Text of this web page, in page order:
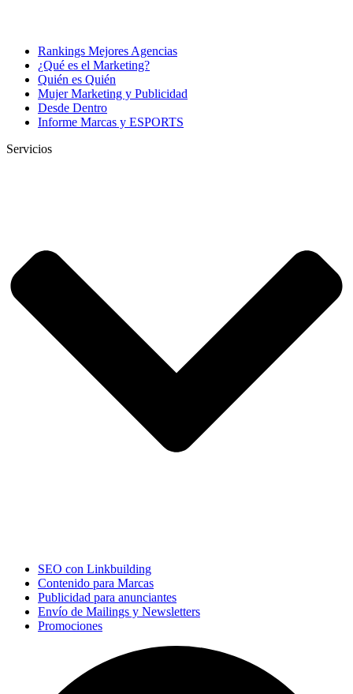
Rankings Mejores Agencias
¿Qué es el Marketing?
Quién es Quién
Mujer Marketing y Publicidad
Desde Dentro
Informe Marcas y ESPORTS
Servicios
SEO con Linkbuilding
Contenido para Marcas
Publicidad para anunciantes
Envío de Mailings y Newsletters
Promociones